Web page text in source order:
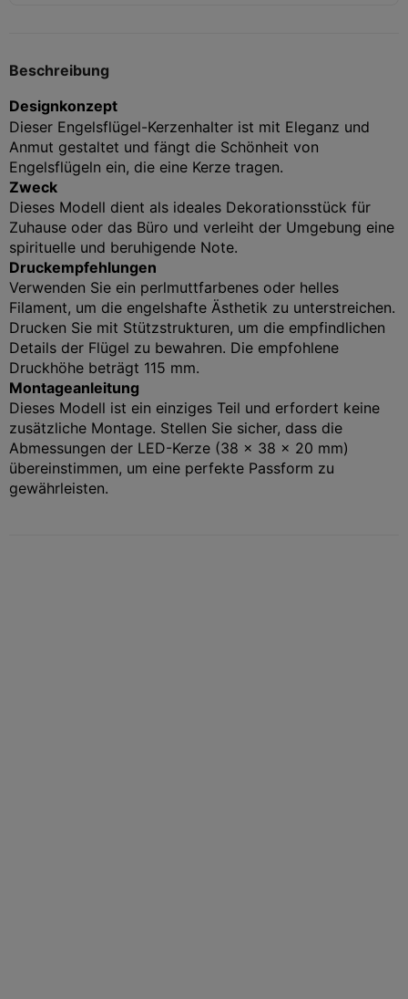
Beschreibung
Designkonzept
Dieser Engelsflügel-Kerzenhalter ist mit Eleganz und
Anmut gestaltet und fängt die Schönheit von
Engelsflügeln ein, die eine Kerze tragen.
Zweck
Dieses Modell dient als ideales Dekorationsstück für
Zuhause oder das Büro und verleiht der Umgebung eine
spirituelle und beruhigende Note.
Druckempfehlungen
Verwenden Sie ein perlmuttfarbenes oder helles
Filament, um die engelshafte Ästhetik zu unterstreichen.
Drucken Sie mit Stützstrukturen, um die empfindlichen
Details der Flügel zu bewahren. Die empfohlene
Druckhöhe beträgt 115 mm.
Montageanleitung
Dieses Modell ist ein einziges Teil und erfordert keine
zusätzliche Montage. Stellen Sie sicher, dass die
Abmessungen der LED-Kerze (38 x 38 x 20 mm)
übereinstimmen, um eine perfekte Passform zu
gewährleisten.